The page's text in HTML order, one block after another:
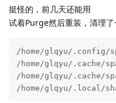
挺怪的，前几天还能用
试着Purge然后重装，清理
/home/glqyu/.config/
/home/glqyu/.cache/
/home/glqyu/.cache/
/home/glqyu/.local/